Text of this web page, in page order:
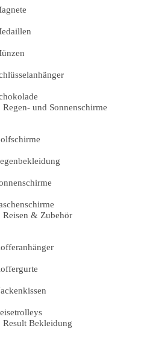
Regen- und Sonnenschirme
Reisen & Zubehör
Result Bekleidung